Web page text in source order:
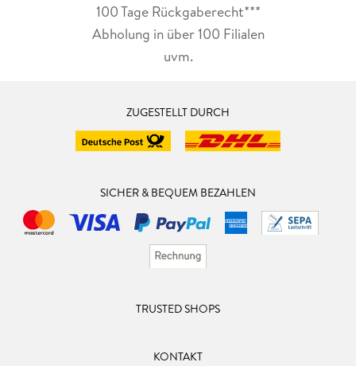
100 Tage Rückgaberecht***
Abholung in über 100 Filialen
uvm.
ZUGESTELLT DURCH
SICHER & BEQUEM BEZAHLEN
TRUSTED SHOPS
KONTAKT